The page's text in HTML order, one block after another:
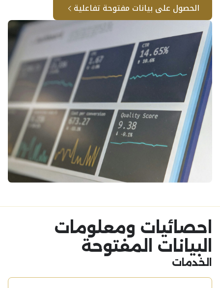
الحصول على بيانات مفتوحة تفاعلية
احصائيات ومعلومات
البيانات المفتوحة
الخدمات